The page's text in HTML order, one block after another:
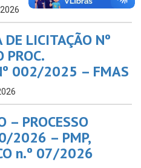
DE LICITAÇÃO Nº
002/2025 – FMAS
– PROCESSO
2026 – PMP,
n.º 07/2026